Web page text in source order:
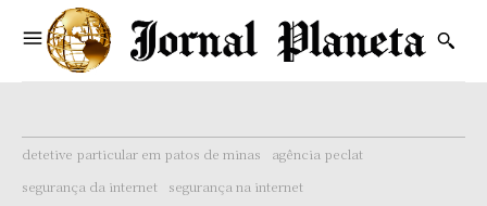
detetive particular em patos de minas
agência peclat
segurança da internet
segurança na internet